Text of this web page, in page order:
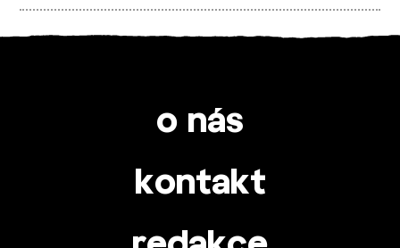
o nás
kontakt